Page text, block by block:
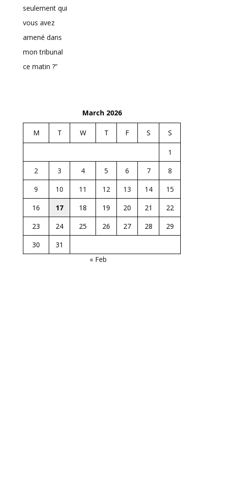
seulement qui
vous avez
amené dans
mon tribunal
ce matin ?”
March 2026
M T W T F S S
1
2
3 4 5 6 7
8
9
10 11 12 13 14
15
16
17 18 19 20 21
22
23
24 25 26 27 28
29
30
31
« Feb